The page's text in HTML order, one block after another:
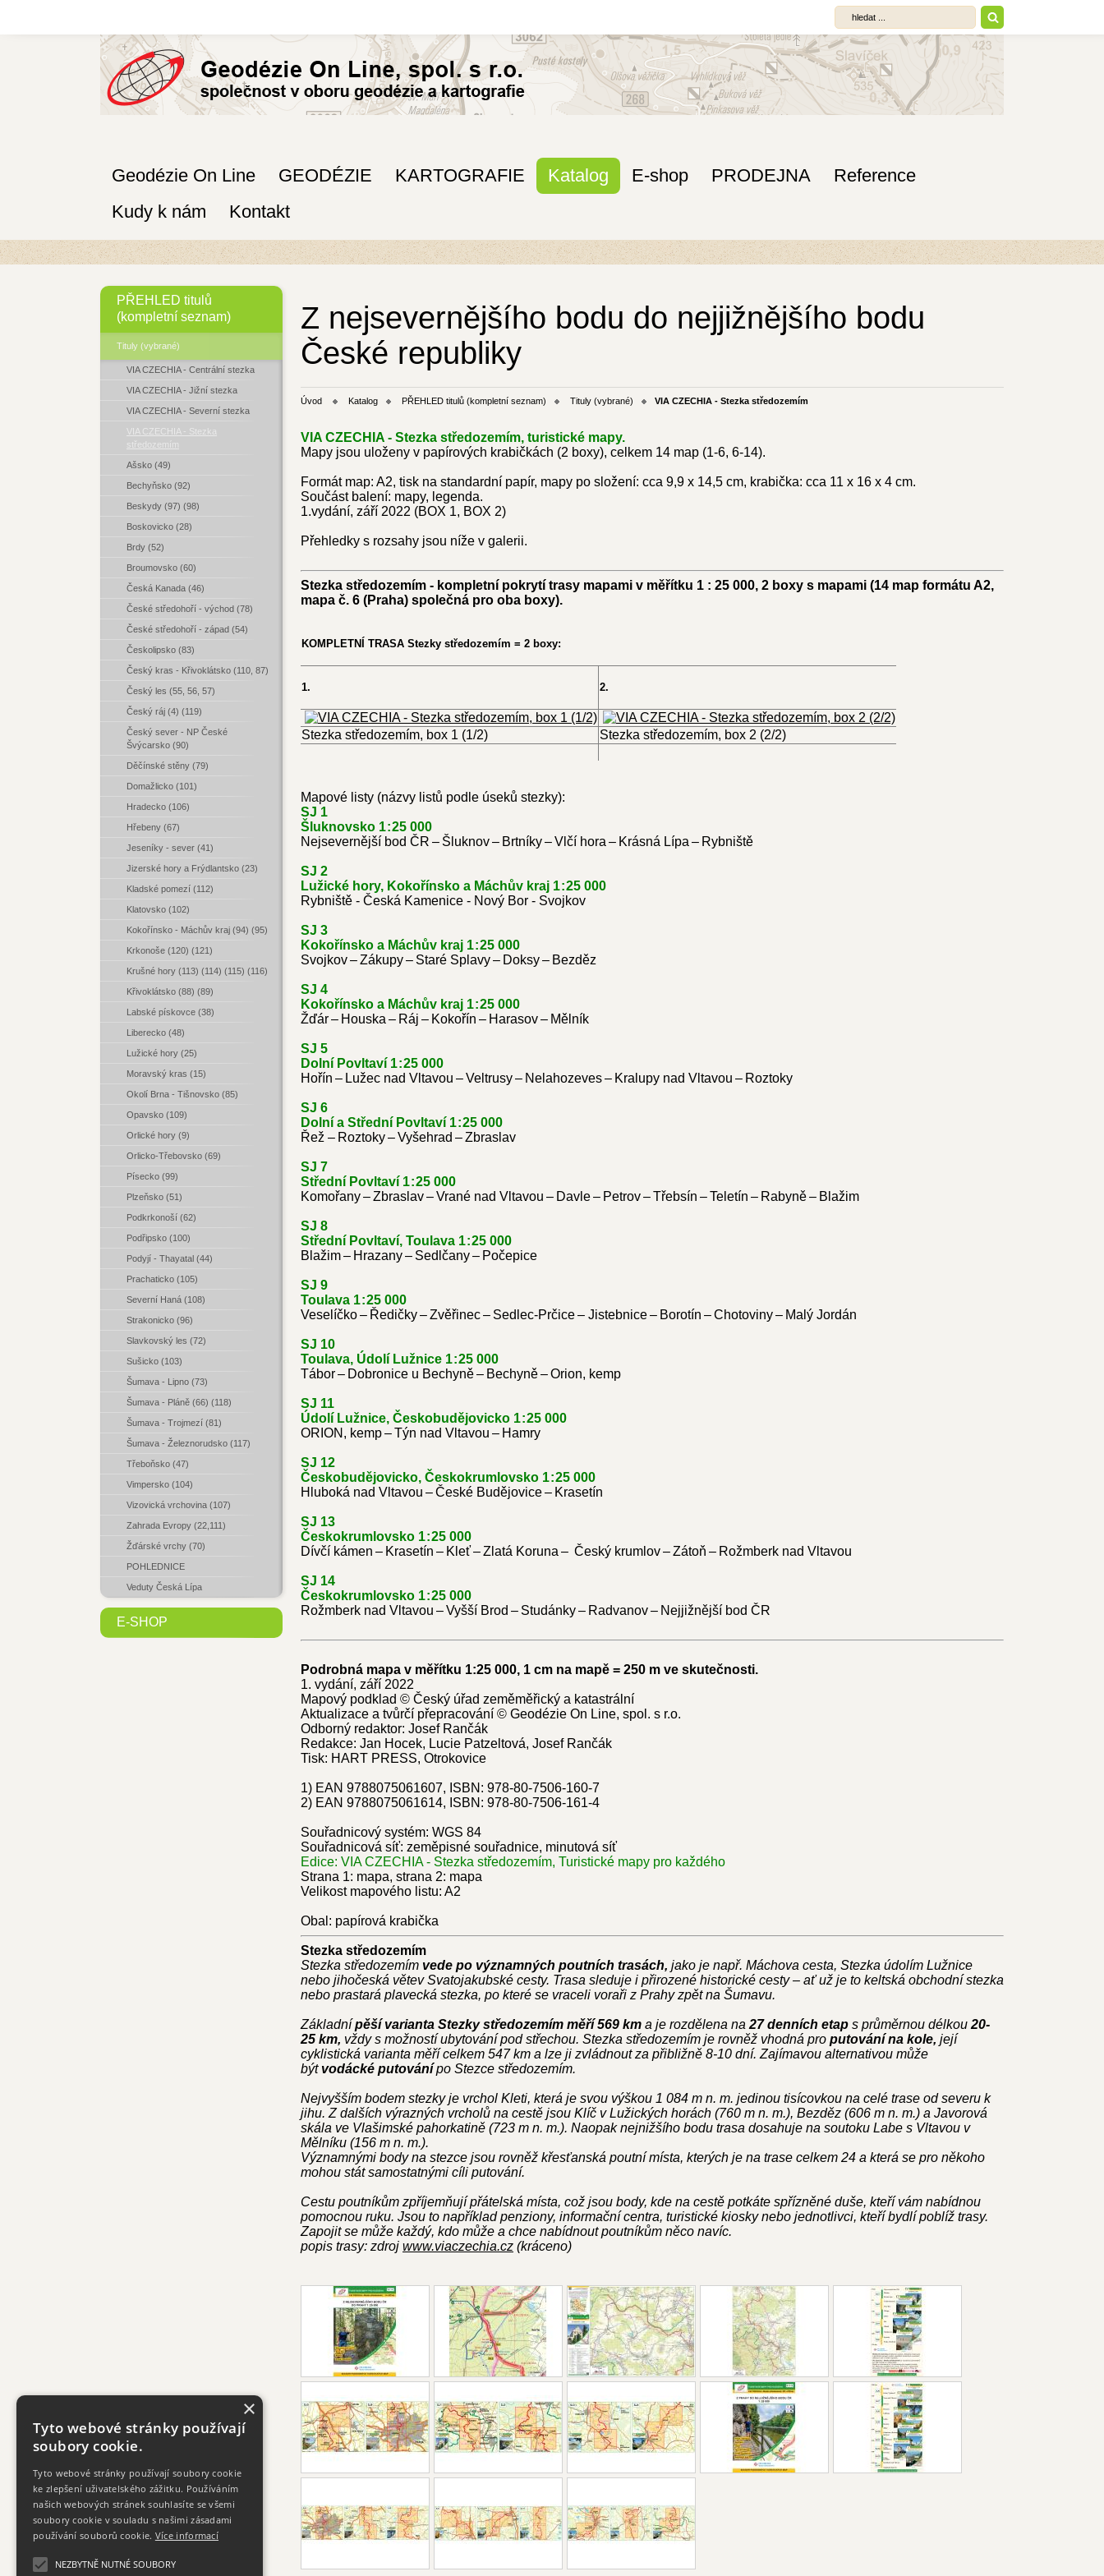
Geodézie On Line GEODÉZIE KARTOGRAFIE Katalog E-shop PRODEJNA
Reference
Kudy k nám
Kontakt
PŘEHLED titulů
(kompletní seznam)
Tituly (vybrané)
VIA CZECHIA - Centrální stezka
VIA CZECHIA - Jižní stezka
VIA CZECHIA - Severní stezka
VIA CZECHIA - Stezka
středozemím
Ašsko (49)
Bechyňsko (92)
Beskydy (97) (98)
Boskovicko (28)
Brdy (52)
Broumovsko (60)
Česká Kanada (46)
České středohoří - východ (78)
České středohoří - západ (54)
Českolipsko (83)
Český kras - Křivoklátsko (110, 87)
Český les (55, 56, 57)
Český ráj (4) (119)
Český sever - NP České
Švýcarsko (90)
Děčínské stěny (79)
Domažlicko (101)
Hradecko (106)
Hřebeny (67)
Jeseníky - sever (41)
Jizerské hory a Frýdlantsko (23)
Kladské pomezí (112)
Klatovsko (102)
Kokořínsko - Máchův kraj (94) (95)
Krkonoše (120) (121)
Krušné hory (113) (114) (115) (116)
Křivoklátsko (88) (89)
Labské pískovce (38)
Liberecko (48)
Lužické hory (25)
Moravský kras (15)
Okolí Brna - Tišnovsko (85)
Opavsko (109)
Orlické hory (9)
Orlicko-Třebovsko (69)
Písecko (99)
Plzeňsko (51)
Podkrkonoší (62)
Podřipsko (100)
Podyjí - Thayatal (44)
Prachaticko (105)
Severní Haná (108)
Strakonicko (96)
Slavkovský les (72)
Sušicko (103)
Šumava - Lipno (73)
Šumava - Pláně (66) (118)
Šumava - Trojmezí (81)
Šumava - Železnorudsko (117)
Třeboňsko (47)
Vimpersko (104)
Vizovická vrchovina (107)
Zahrada Evropy (22,111)
Žďárské vrchy (70)
POHLEDNICE
Veduty Česká Lípa
E-SHOP
Z nejsevernějšího bodu do nejjižnějšího bodu
České republiky
Úvod Katalog PŘEHLED titulů (kompletní seznam) Tituly (vybrané) VIA CZECHIA - Stezka středozemím
VIA CZECHIA - Stezka středozemím, turistické mapy.
Mapy jsou uloženy v papírových krabičkách (2 boxy), celkem 14 map (1-6, 6-14).
Formát map: A2, tisk na standardní papír, mapy po složení: cca 9,9 x 14,5 cm, krabička: cca 11 x 16 x 4 cm.
Součást balení: mapy, legenda.
1.vydání, září 2022 (BOX 1, BOX 2)
Přehledky s rozsahy jsou níže v galerii.
Stezka středozemím - kompletní pokrytí trasy mapami v měřítku 1 : 25 000, 2 boxy s mapami (14 map formátu A2,
mapa č. 6 (Praha) společná pro oba boxy).
KOMPLETNÍ TRASA Stezky středozemím = 2 boxy:
1. 2.
Stezka středozemím, box 1 (1/2) Stezka středozemím, box 2 (2/2)
Mapové listy (názvy listů podle úseků stezky):
SJ 1
Šluknovsko 1 : 25 000
Nejsevernější bod ČR – Šluknov – Brtníky – Vlčí hora – Krásná Lípa – Rybniště
SJ 2
Lužické hory, Kokořínsko a Máchův kraj 1 : 25 000
Rybniště - Česká Kamenice - Nový Bor - Svojkov
SJ 3
Kokořínsko a Máchův kraj 1 : 25 000
Svojkov – Zákupy – Staré Splavy – Doksy – Bezděz
SJ 4
Kokořínsko a Máchův kraj 1 : 25 000
Žďár – Houska – Ráj – Kokořín – Harasov – Mělník
SJ 5
Dolní Povltaví 1 : 25 000
Hořín – Lužec nad Vltavou – Veltrusy – Nelahozeves – Kralupy nad Vltavou – Roztoky
SJ 6
Dolní a Střední Povltaví 1 : 25 000
Řež – Roztoky – Vyšehrad – Zbraslav
SJ 7
Střední Povltaví 1 : 25 000
Komořany – Zbraslav – Vrané nad Vltavou – Davle – Petrov – Třebsín – Teletín – Rabyně – Blažim
SJ 8
Střední Povltaví, Toulava 1 : 25 000
Blažim – Hrazany – Sedlčany – Počepice
SJ 9
Toulava 1 : 25 000
Veselíčko – Ředičky – Zvěřinec – Sedlec-Prčice – Jistebnice – Borotín – Chotoviny – Malý Jordán
SJ 10
Toulava, Údolí Lužnice 1 : 25 000
Tábor – Dobronice u Bechyně – Bechyně – Orion, kemp
SJ 11
Údolí Lužnice, Českobudějovicko 1 : 25 000
ORION, kemp – Týn nad Vltavou – Hamry
SJ 12
Českobudějovicko, Českokrumlovsko 1 : 25 000
Hluboká nad Vltavou – České Budějovice – Krasetín
SJ 13
Českokrumlovsko 1 : 25 000
Dívčí kámen – Krasetín – Kleť – Zlatá Koruna – Český krumlov – Zátoň – Rožmberk nad Vltavou
SJ 14
Českokrumlovsko 1 : 25 000
Rožmberk nad Vltavou – Vyšší Brod – Studánky – Radvanov – Nejjižnější bod ČR
Podrobná mapa v měřítku 1:25 000, 1 cm na mapě = 250 m ve skutečnosti.
1. vydání, září 2022
Mapový podklad © Český úřad zeměměřický a katastrální
Aktualizace a tvůrčí přepracování © Geodézie On Line, spol. s r.o.
Odborný redaktor: Josef Rančák
Redakce: Jan Hocek, Lucie Patzeltová, Josef Rančák
Tisk: HART PRESS, Otrokovice
1) EAN 9788075061607, ISBN: 978-80-7506-160-7
2) EAN 9788075061614, ISBN: 978-80-7506-161-4
Souřadnicový systém: WGS 84
Souřadnicová síť: zeměpisné souřadnice, minutová síť
Edice: VIA CZECHIA - Stezka středozemím, Turistické mapy pro každého
Strana 1: mapa, strana 2: mapa
Velikost mapového listu: A2
Obal: papírová krabička
Stezka středozemím
Stezka středozemím vede po významných poutních trasách, jako je např. Máchova cesta, Stezka údolím Lužnice
nebo jihočeská větev Svatojakubské cesty. Trasa sleduje i přirozené historické cesty – ať už je to keltská obchodní stezka
nebo prastará plavecká stezka, po které se vraceli voraři z Prahy zpět na Šumavu.
Základnípěší varianta Stezky středozemím měří 569 km a je rozdělena na 27 denních etap s průměrnou délkou 20-
25 km, vždy s možností ubytování pod střechou. Stezka středozemím je rovněž vhodná pro putování na kole, její
cyklistická varianta měří celkem 547 km a lze ji zvládnout za přibližně 8-10 dní. Zajímavou alternativou může
být vodácké putovánípo Stezce středozemím.
Nejvyšším bodem stezky je vrchol Kleti, která je svou výškou 1 084 m n. m. jedinou tisícovkou na celé trase od severu k
jihu. Z dalších výrazných vrcholů na cestě jsou Klíč v Lužických horách (760 m n. m.), Bezděz (606 m n. m.) a Javorová
skála ve Vlašimské pahorkatině (723 m n. m.). Naopak nejnižšího bodu trasa dosahuje na soutoku Labe s Vltavou v
Mělníku (156 m n. m.).
Významnými body na stezce jsou rovněž křesťanská poutní místa, kterých je na trase celkem 24 a která se pro někoho
mohou stát samostatnými cíli putování.
Cestu poutníkům zpříjemňují přátelská místa, což jsou body, kde na cestě potkáte spřízněné duše, kteří vám nabídnou
pomocnou ruku. Jsou to například penziony, informační centra, turistické kiosky nebo jednotlivci, kteří bydlí poblíž trasy.
Zapojit se může každý, kdo může a chce nabídnout poutníkům něco navíc.
popis trasy: zdroj www.viaczechia.cz (kráceno)
×
Tyto webové stránky používají
soubory cookie.
Tyto webové stránky používají soubory cookie
ke zlepšení uživatelského zážitku. Používáním
našich webových stránek souhlasíte se všemi
soubory cookie v souladu s našimi zásadami
používání souborů cookie. Více informací
NEZBYTNĚ NUTNÉ SOUBORY